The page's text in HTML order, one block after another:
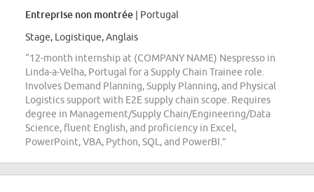
Entreprise non montrée | Portugal
Stage, Logistique, Anglais
“12-month internship at (COMPANY NAME) Nespresso in
Linda-a-Velha, Portugal for a Supply Chain Trainee role.
Involves Demand Planning, Supply Planning, and Physical
Logistics support with E2E supply chain scope. Requires
degree in Management/Supply Chain/Engineering/Data
Science, fluent English, and proficiency in Excel,
PowerPoint, VBA, Python, SQL, and PowerBI.”